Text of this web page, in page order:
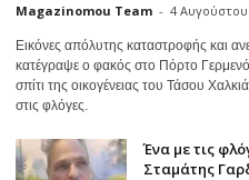
Magazinomou Team - 4 Αυγούστου
Εικόνες απόλυτης καταστροφής και
κατέγραψε ο φακός στο Πόρτο
σπίτι της οικογένειας του Τάσου
στις φλόγες.
Ένα με τις
Σταμάτης